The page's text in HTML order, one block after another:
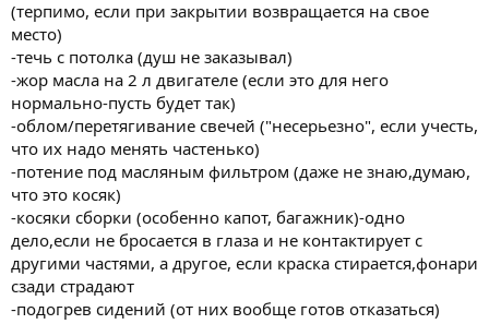
(терпимо, если при закрытии возвращается на свое
место)
-течь с потолка (душ не заказывал)
-жор масла на 2 л двигателе (если это для него
нормально-пусть будет так)
-облом/перетягивание свечей ("несерьезно", если учесть,
что их надо менять частенько)
-потение под масляным фильтром (даже не знаю,думаю,
что это косяк)
-косяки сборки (особенно капот, багажник)-одно
дело,если не бросается в глаза и не контактирует с
другими частями, а другое, если краска стирается,фонари
сзади страдают
-подогрев сидений (от них вообще готов отказаться)